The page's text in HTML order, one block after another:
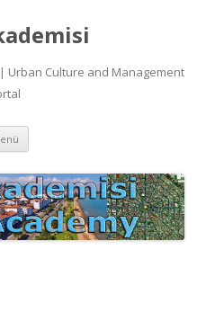
Urban Culture and Management
İçeriğe